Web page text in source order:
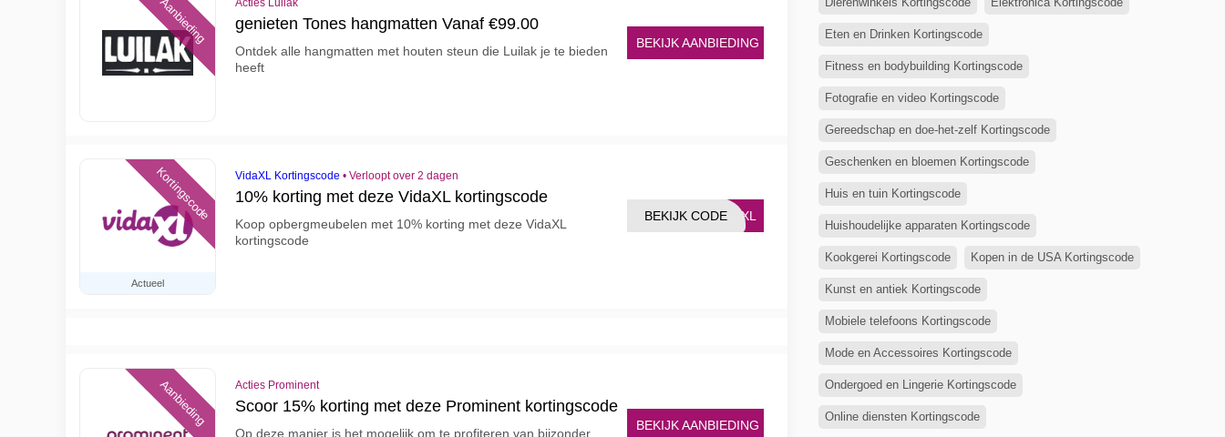
Aanbieding Acties Luilak
genieten Tones hangmatten Vanaf €99.00
Ontdek alle hangmatten met houten steun die Luilak je te bieden
heeft
BEKIJK AANBIEDING
Actueel
Kortingscode VidaXL Kortingscode • Verloopt over 2 dagen
10% korting met deze VidaXL kortingscode
Koop opbergmeubelen met 10% korting met deze VidaXL
kortingscode
L-XL
BEKIJK CODE
Aanbieding Acties Prominent
Scoor 15% korting met deze Prominent kortingscode
Op deze manier is het mogelijk om te profiteren van bijzonder
BEKIJK AANBIEDING
Eten en Drinken Kortingscode
Fitness en bodybuilding Kortingscode
Fotografie en video Kortingscode
Gereedschap en doe-het-zelf Kortingscode
Geschenken en bloemen Kortingscode
Huis en tuin Kortingscode
Huishoudelijke apparaten Kortingscode
Kookgerei Kortingscode Kopen in de USA Kortingscode
Kunst en antiek Kortingscode
Mobiele telefoons Kortingscode
Mode en Accessoires Kortingscode
Ondergoed en Lingerie Kortingscode
Online diensten Kortingscode